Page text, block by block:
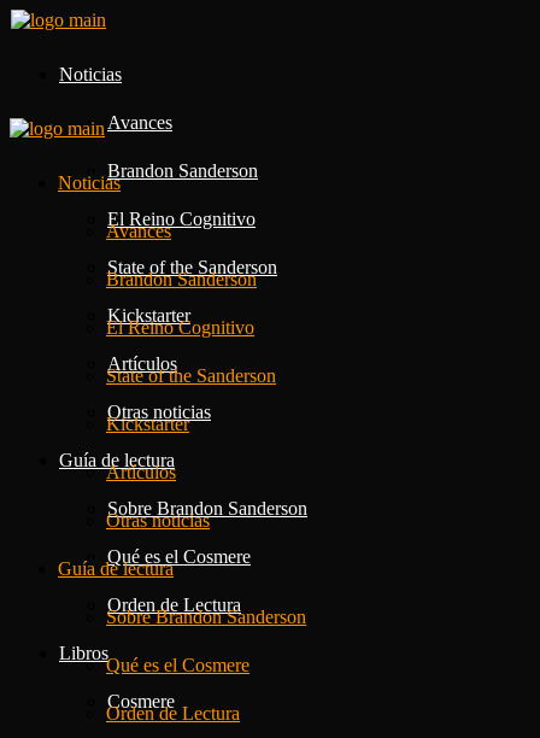
Noticias
Avances
Brandon Sanderson
El Reino Cognitivo
State of the Sanderson
Kickstarter
Artículos
Otras noticias
Guía de lectura
Sobre Brandon Sanderson
Qué es el Cosmere
Orden de Lectura
Libros
Cosmere
Noticias
Avances
Brandon Sanderson
El Reino Cognitivo
State of the Sanderson
Kickstarter
Artículos
Otras noticias
Guía de lectura
Sobre Brandon Sanderson
Qué es el Cosmere
Orden de Lectura